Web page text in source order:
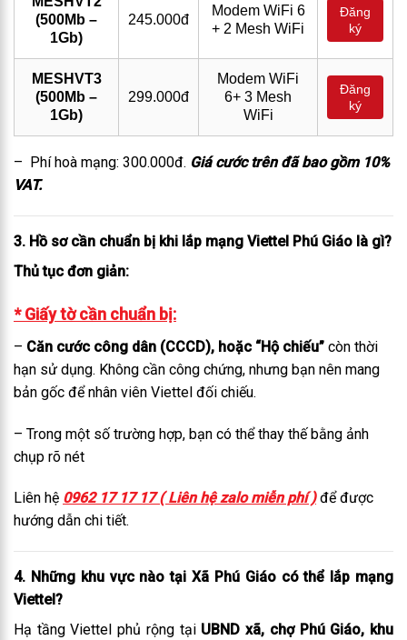
(500Mb –
1Gb)
245.000đ
Modem WiFi 6
+ 2 Mesh WiFi
Đăng
ký
MESHVT3
(500Mb –
1Gb)
299.000đ
Modem WiFi
6+ 3 Mesh
WiFi
Đăng
ký
– Phí hoà mạng: 300.000đ. Giá cước trên đã bao gồm 10%
VAT.
3. Hồ sơ cần chuẩn bị khi lắp mạng Viettel Phú Giáo là gì?
Thủ tục đơn giản:
* Giấy tờ cần chuẩn bị:
– Căn cước công dân (CCCD), hoặc “Hộ chiếu” còn thời
hạn sử dụng. Không cần công chứng, nhưng bạn nên mang
bản gốc để nhân viên Viettel đối chiếu.
– Trong một số trường hợp, bạn có thể thay thế bằng ảnh
chụp rõ nét
Liên hệ 0962 17 17 17 ( Liên hệ zalo miễn phí ) để được
hướng dẫn chi tiết.
4. Những khu vực nào tại Xã Phú Giáo có thể lắp mạng
Viettel?
Hạ tầng Viettel phủ rộng tại UBND xã, chợ Phú Giáo, khu